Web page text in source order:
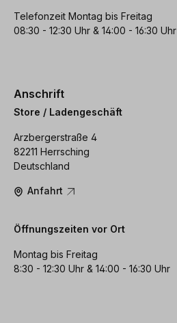
Telefonzeit Montag bis Freitag
08:30 - 12:30 Uhr & 14:00 - 16:30 Uhr
Anschrift
Store / Ladengeschäft
Arzbergerstraße 4
82211 Herrsching
Deutschland
Anfahrt
Öffnungszeiten vor Ort
Montag bis Freitag
8:30 - 12:30 Uhr & 14:00 - 16:30 Uhr